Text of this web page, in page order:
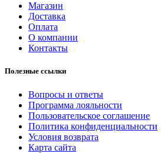
Магазин
Доставка
Оплата
О компании
Контакты
Полезные ссылки
Вопросы и ответы
Программа лояльности
Пользовательское соглашение
Политика конфиденциальности
Условия возврата
Карта сайта